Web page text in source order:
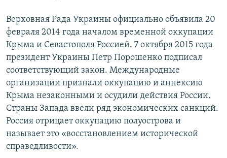
Верховная Рада Украины официально объявила 20
февраля 2014 года началом временной оккупации
Крыма и Севастополя Россией. 7 октября 2015 года
президент Украины Петр Порошенко подписал
соответствующий закон. Международные
организации признали оккупацию и аннексию
Крыма незаконными и осудили действия России.
Страны Запада ввели ряд экономических санкций.
Россия отрицает оккупацию полуострова и
называет это «восстановлением исторической
справедливости».